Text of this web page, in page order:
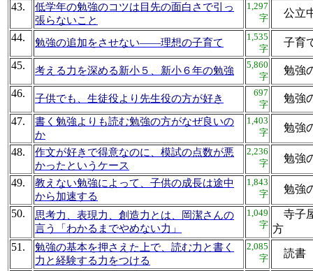
43.
低学年の勉強のコツは目先の面白さで引っ
張らないこと
1,297
字
公立
44. 勉強の追加をさせない――理想の子育て
1,535
字
子育
45.
考える力を深める新小５、新小６年の勉強
5,860
字
勉
46.
子供でも、生徒役より先生役の方が好き
697
字
勉
47.
書く勉強よりも読む勉強の方がなぜ良いの
か
1,403
字
勉
48.
作文が好きで得意なのに、模試の点数が悪
かったというケース
2,236
字
勉強
49.
教えない勉強によって、子供の成長は途中
から加速する
1,843
字
勉強
50.
思考力、表現力、創造力とは、岡潔さんの
言う「わかるまでやめない力」
1,049
字
寺子
方
51.
勉強の基本を押さえた上で、読む力と書く
力と経験する力をつける
2,085
字
読